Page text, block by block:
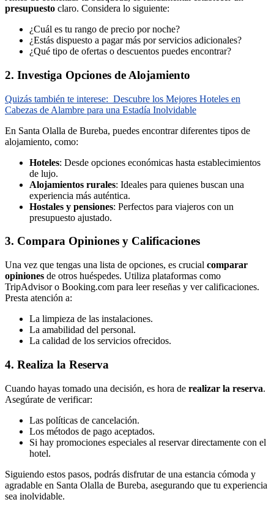
presupuesto claro. Considera lo siguiente:
¿Cuál es tu rango de precio por noche?
¿Estás dispuesto a pagar más por servicios adicionales?
¿Qué tipo de ofertas o descuentos puedes encontrar?
2. Investiga Opciones de Alojamiento
Quizás también te interese: Descubre los Mejores Hoteles en
Cabezas de Alambre para una Estadía Inolvidable
En Santa Olalla de Bureba, puedes encontrar diferentes tipos de
alojamiento, como:
Hoteles: Desde opciones económicas hasta establecimientos
de lujo.
Alojamientos rurales: Ideales para quienes buscan una
experiencia más auténtica.
Hostales y pensiones: Perfectos para viajeros con un
presupuesto ajustado.
3. Compara Opiniones y Calificaciones
Una vez que tengas una lista de opciones, es crucial comparar
opiniones de otros huéspedes. Utiliza plataformas como
TripAdvisor o Booking.com para leer reseñas y ver calificaciones.
Presta atención a:
La limpieza de las instalaciones.
La amabilidad del personal.
La calidad de los servicios ofrecidos.
4. Realiza la Reserva
Cuando hayas tomado una decisión, es hora de realizar la reserva.
Asegúrate de verificar:
Las políticas de cancelación.
Los métodos de pago aceptados.
Si hay promociones especiales al reservar directamente con el
hotel.
Siguiendo estos pasos, podrás disfrutar de una estancia cómoda y
agradable en Santa Olalla de Bureba, asegurando que tu experiencia
sea inolvidable.